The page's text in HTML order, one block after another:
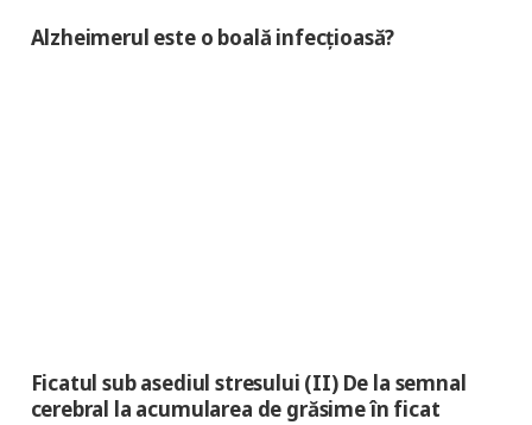
Alzheimerul este o boală infecțioasă?
Ficatul sub asediul stresului (II) De la semnal
cerebral la acumularea de grăsime în ficat